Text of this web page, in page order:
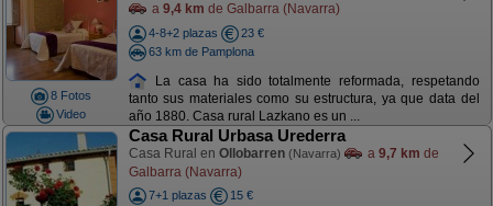
8 Fotos
Video
a 9,4 km de Galbarra (Navarra)
4-8+2 plazas
23 €
63 km de Pamplona
La casa ha sido totalmente reformada, respetando
tanto sus materiales como su estructura, ya que data del
año 1880. Casa rural Lazkano es un ...
Casa Rural Urbasa Urederra
Casa Rural en Ollobarren (Navarra) a 9,7 km de
Galbarra (Navarra)
7+1 plazas
15 €